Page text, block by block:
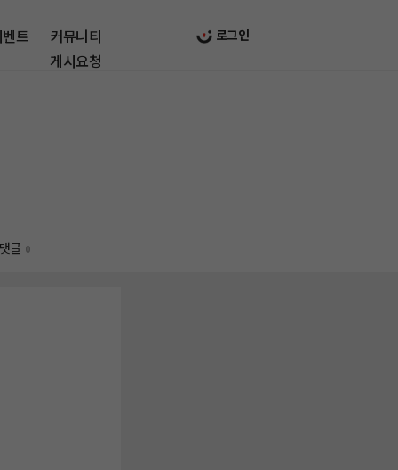
로그인
트
커뮤니티
게시요청
글 0